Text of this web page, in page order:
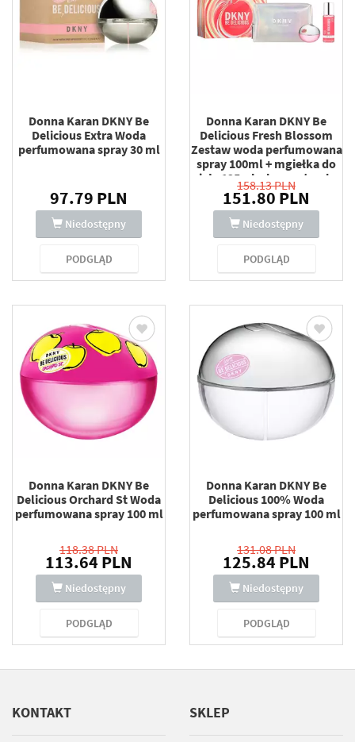
Donna Karan DKNY Be
Delicious Extra Woda
perfumowana spray 30 ml
97.79 PLN
Niedostępny
PODGLĄD
Donna Karan DKNY Be
Delicious Fresh Blossom
Zestaw woda perfumowana
spray 100ml + mgiełka do
ciała 125ml + kosmetyczka
158.13 PLN
151.80 PLN
Niedostępny
PODGLĄD
Donna Karan DKNY Be
Delicious Orchard St Woda
perfumowana spray 100 ml
118.38 PLN
113.64 PLN
Niedostępny
PODGLĄD
Donna Karan DKNY Be
Delicious 100% Woda
perfumowana spray 100 ml
131.08 PLN
125.84 PLN
Niedostępny
PODGLĄD
KONTAKT SKLEP